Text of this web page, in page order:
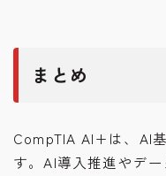
まとめ
CompTIA AI+は、AI
す。AI導入推進やデ